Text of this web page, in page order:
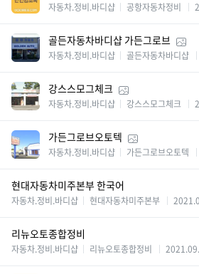
자동차.정비.바디샵 공항자동차정비
골든자동차바디샵 가든그로브
자동차.정비.바디샵 골든자동차바디샵
강스스모그체크
자동차.정비.바디샵 강스스모그체크
가든그로브오토텍
자동차.정비.바디샵 가든그로브오토텍
현대자동차미주본부 한국어
자동차.정비.바디샵 현대자동차미주본부
리뉴오토종합정비
자동차.정비.바디샵 리뉴오토종합정비